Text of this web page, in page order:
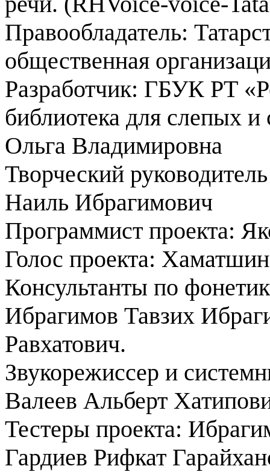
Правообладатель:
общественная
Разработчик: ГБУК РТ
библиотека для слепых
Ольга Владимировна
Творческий
Наиль Ибрагимович
Программист проекта:
Голос проекта:
Консультанты по
Ибрагимов Тавзих
Равхатович.
Звукорежиссер и
Валеев Альберт
Тестеры проекта:
Гардиев Рифкат